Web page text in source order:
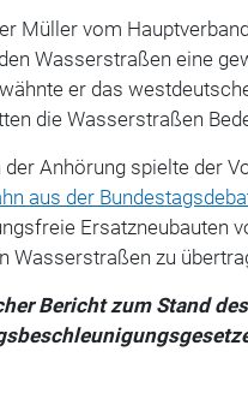
Müller vom
Wasserstraßen eine
er das
die Wasserstraßen
der Anhörung spielte der
aus der
Ersatzneubauten
Wasserstraßen zu
Bericht zum Stand des